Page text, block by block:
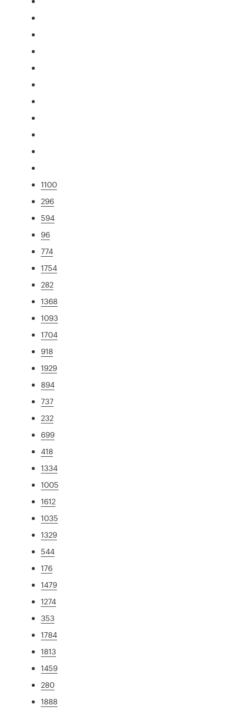
1100
296
594
96
774
1754
282
1368
1093
1704
918
1929
894
737
232
699
418
1334
1005
1612
1035
1329
544
176
1479
1274
353
1784
1813
1459
280
1888